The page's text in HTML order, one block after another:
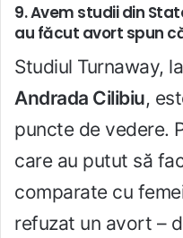
9. Avem studii din
au făcut avort spun
Studiul Turnaway,
Andrada Cilibiu,
puncte de vedere.
care au putut să
comparate cu
refuzat un avort –